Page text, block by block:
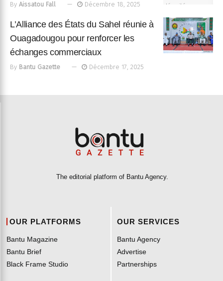
By Aissatou Fall Décembre 18, 2025
L’Alliance des États du Sahel réunie à
Ouagadougou pour renforcer les
échanges commerciaux
By Bantu Gazette Décembre 17, 2025
The editorial platform of Bantu Agency.
OUR PLATFORMS
Bantu Magazine
Bantu Brief
Black Frame Studio
OUR SERVICES
Bantu Agency
Advertise
Partnerships